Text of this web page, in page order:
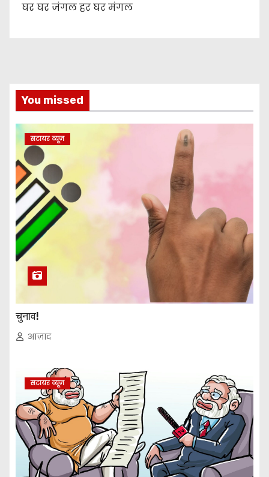
घर घर जंगल हर घर मंगल
You missed
सटायर व्यूज
चुनाव!
आज़ाद
सटायर व्यूज